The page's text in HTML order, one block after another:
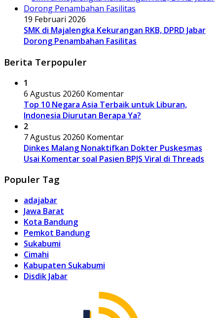
19 Februari 2026
SMK di Majalengka Kekurangan RKB, DPRD Jabar
Dorong Penambahan Fasilitas
Berita Terpopuler
1
6 Agustus 20260 Komentar
Top 10 Negara Asia Terbaik untuk Liburan,
Indonesia Diurutan Berapa Ya?
2
7 Agustus 20260 Komentar
Dinkes Malang Nonaktifkan Dokter Puskesmas
Usai Komentar soal Pasien BPJS Viral di Threads
Populer Tag
adajabar
Jawa Barat
Kota Bandung
Pemkot Bandung
Sukabumi
Cimahi
Kabupaten Sukabumi
Disdik Jabar